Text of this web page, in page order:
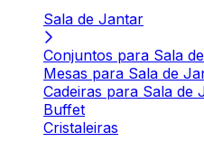
Sala de Jantar
Conjuntos para Sala
Mesas para Sala de
Cadeiras para Sala de
Buffet
Cristaleiras